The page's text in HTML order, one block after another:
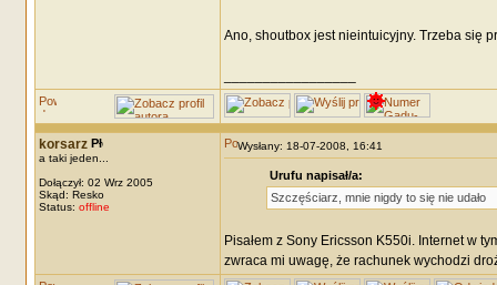
Ano, shoutbox jest nieintuicyjny. Trzeba się
korsarz
a taki jeden...
Dołączył: 02 Wrz 2005
Skąd: Resko
Status: offline
Wysłany: 18-07-2008, 16:41
Urufu napisał/a:
Szczęściarz, mnie nigdy to się nie udało
Pisałem z Sony Ericsson K550i. Internet w
zwraca mi uwagę, że rachunek wychodzi